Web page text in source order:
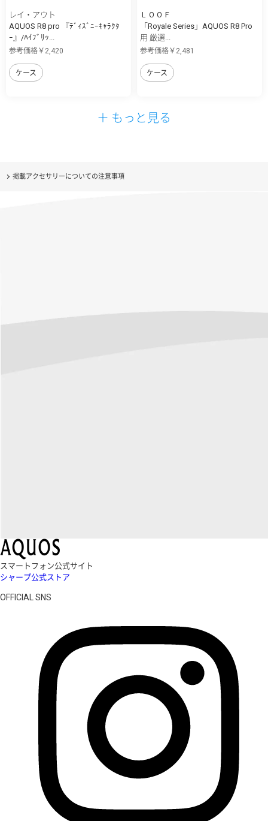
レイ・アウト
AQUOS R8 pro 『ﾃﾞｨｽﾞﾆｰｷｬﾗｸﾀ
ｰ』/ﾊｲﾌﾞﾘｯ...
参考価格￥2,420
ケース
ＬＯＯＦ
「Royale Series」AQUOS R8 Pro
用 厳選...
参考価格￥2,481
ケース
＋ もっと見る
掲載アクセサリーについての注意事項
スマートフォン公式サイト
シャープ公式ストア
OFFICIAL SNS